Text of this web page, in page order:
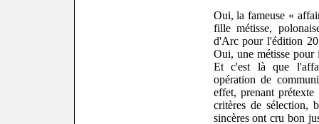
Oui, la fameuse «
fille métisse,
d'Arc pour l'édition
Oui, une métisse pour
Et c'est là que
opération de
effet, prenant
critères de sélection,
sincères ont cru bon